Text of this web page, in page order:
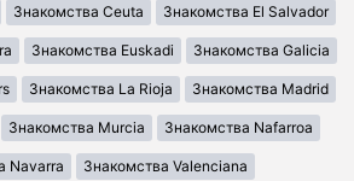
Знакомства Ceuta Знакомства El Salvador
Знакомства Euskadi Знакомства Galicia
Знакомства La Rioja Знакомства Madrid
Знакомства Murcia Знакомства Nafarroa
Navarra Знакомства Valenciana